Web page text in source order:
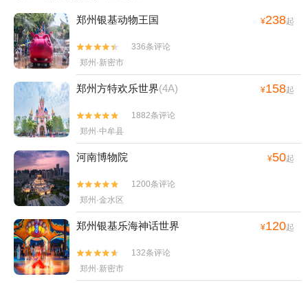
郑州银基动物王国 ¥238起


336条评论
郑州·新密市
郑州方特欢乐世界(4A) ¥158起


1882条评论
郑州·中牟县
河南博物院 ¥50起


1200条评论
郑州·金水区
郑州银基乐海神话世界 ¥120起


132条评论
郑州·新密市